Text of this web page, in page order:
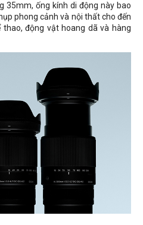
35mm, ống kính di động này bao
phong cảnh và nội thất cho đến
động vật hoang dã và hàng